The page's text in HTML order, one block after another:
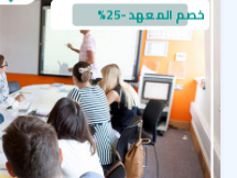
خصم المعهد -25%